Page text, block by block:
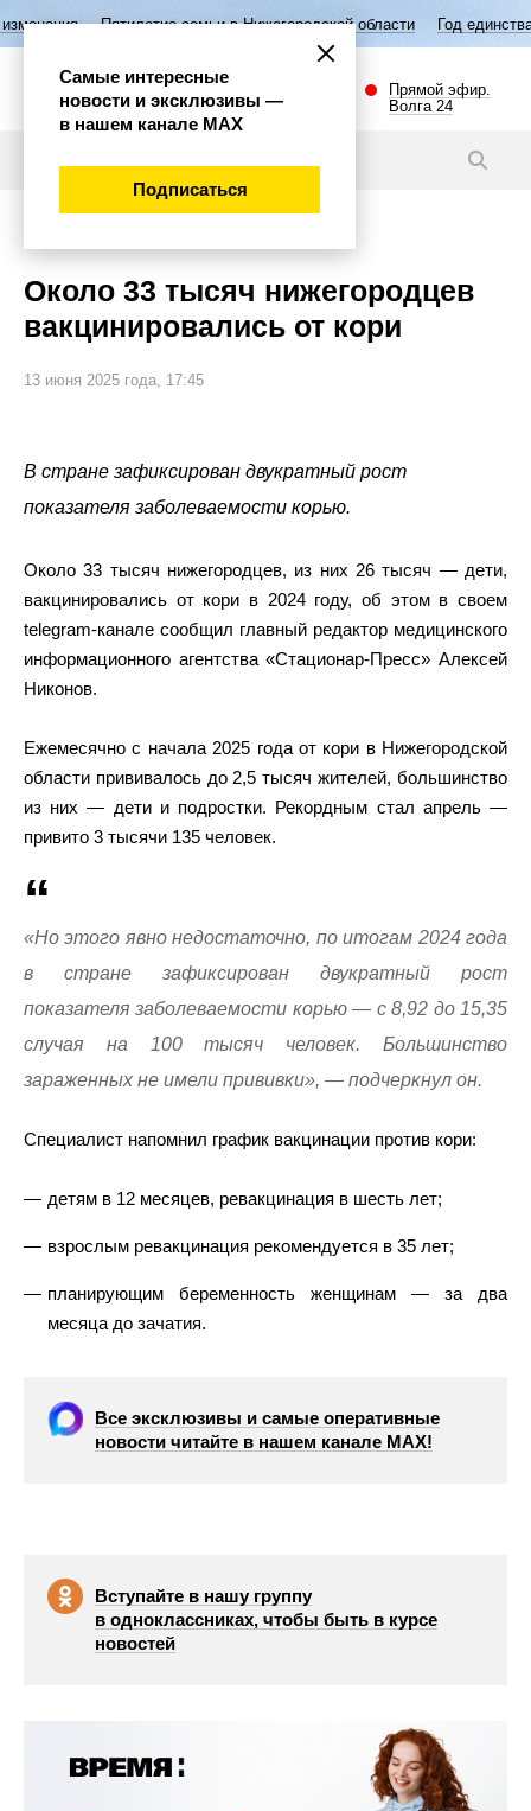
семьи в Нижегородской области Год единства народов России
Прямой эфир.
Волга 24
Около 33 тысяч нижегородцев
вакцинировались от кори
13 июня 2025 года, 17:45
В стране зафиксирован двукратный рост
показателя заболеваемости корью.
Около 33 тысяч нижегородцев, из них 26 тысяч — дети,
вакцинировались от кори в 2024 году, об этом в своем
telegram-канале сообщил главный редактор медицинского
информационного агентства «Стационар-Пресс» Алексей
Никонов.
Ежемесячно с начала 2025 года от кори в Нижегородской
области прививалось до 2,5 тысяч жителей, большинство
из них — дети и подростки. Рекордным стал апрель —
привито 3 тысячи 135 человек.
«Но этого явно недостаточно, по итогам 2024 года
в стране зафиксирован двукратный рост
показателя заболеваемости корью — с 8,92 до 15,35
случая на 100 тысяч человек. Большинство
зараженных не имели прививки», — подчеркнул он.
Специалист напомнил график вакцинации против кори:
детям в 12 месяцев, ревакцинация в шесть лет;
взрослым ревакцинация рекомендуется в 35 лет;
планирующим беременность женщинам — за два
месяца до зачатия.
Все эксклюзивы и самые оперативные
новости читайте в нашем канале МАХ!
Вступайте в нашу группу
в одноклассниках, чтобы быть в курсе
новостей
Самые интересные
новости и эксклюзивы —
в нашем канале МАХ
Подписаться